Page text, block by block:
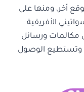
أخر، ومنها على
الأفريقية
مكالمات ورسائل
وتستطيع الوصول